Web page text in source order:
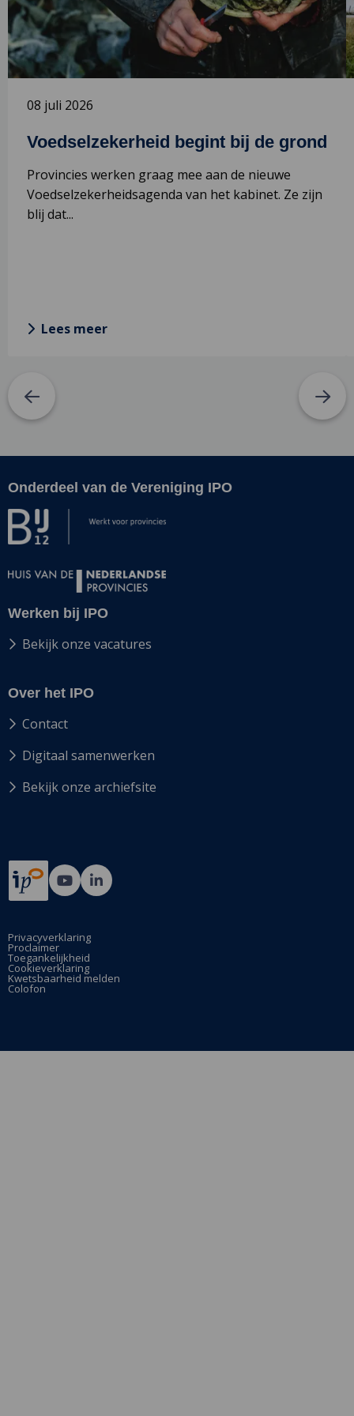
Voedselzekerheid begint bij de grond
08 juli 2026
Provincies werken graag mee aan de nieuwe
Voedselzekerheidsagenda van het kabinet. Ze zijn
blij dat...
Lees meer
de
grond
Site
footer
Onderdeel van de Vereniging IPO
Werken bij IPO
Bekijk onze vacatures
Over het IPO
Contact
Digitaal samenwerken
Bekijk onze archiefsite
Ga
naar
YouTube
pagina
Ga
naar
pagina
Privacyverklaring
Proclaimer
Toegankelijkheid
Cookieverklaring
Kwetsbaarheid melden
Colofon